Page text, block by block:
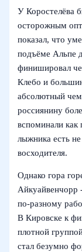
У Коростелёва
осторожным
показал, что
подъёме Альпе
финишировал
Клебо и
абсолютный
россиянину
вспоминали как
лыжника есть не
восходителя.
Однако гора
Айкуайвенчорр
по-разному
В Кировске к
плотной
стал безумно